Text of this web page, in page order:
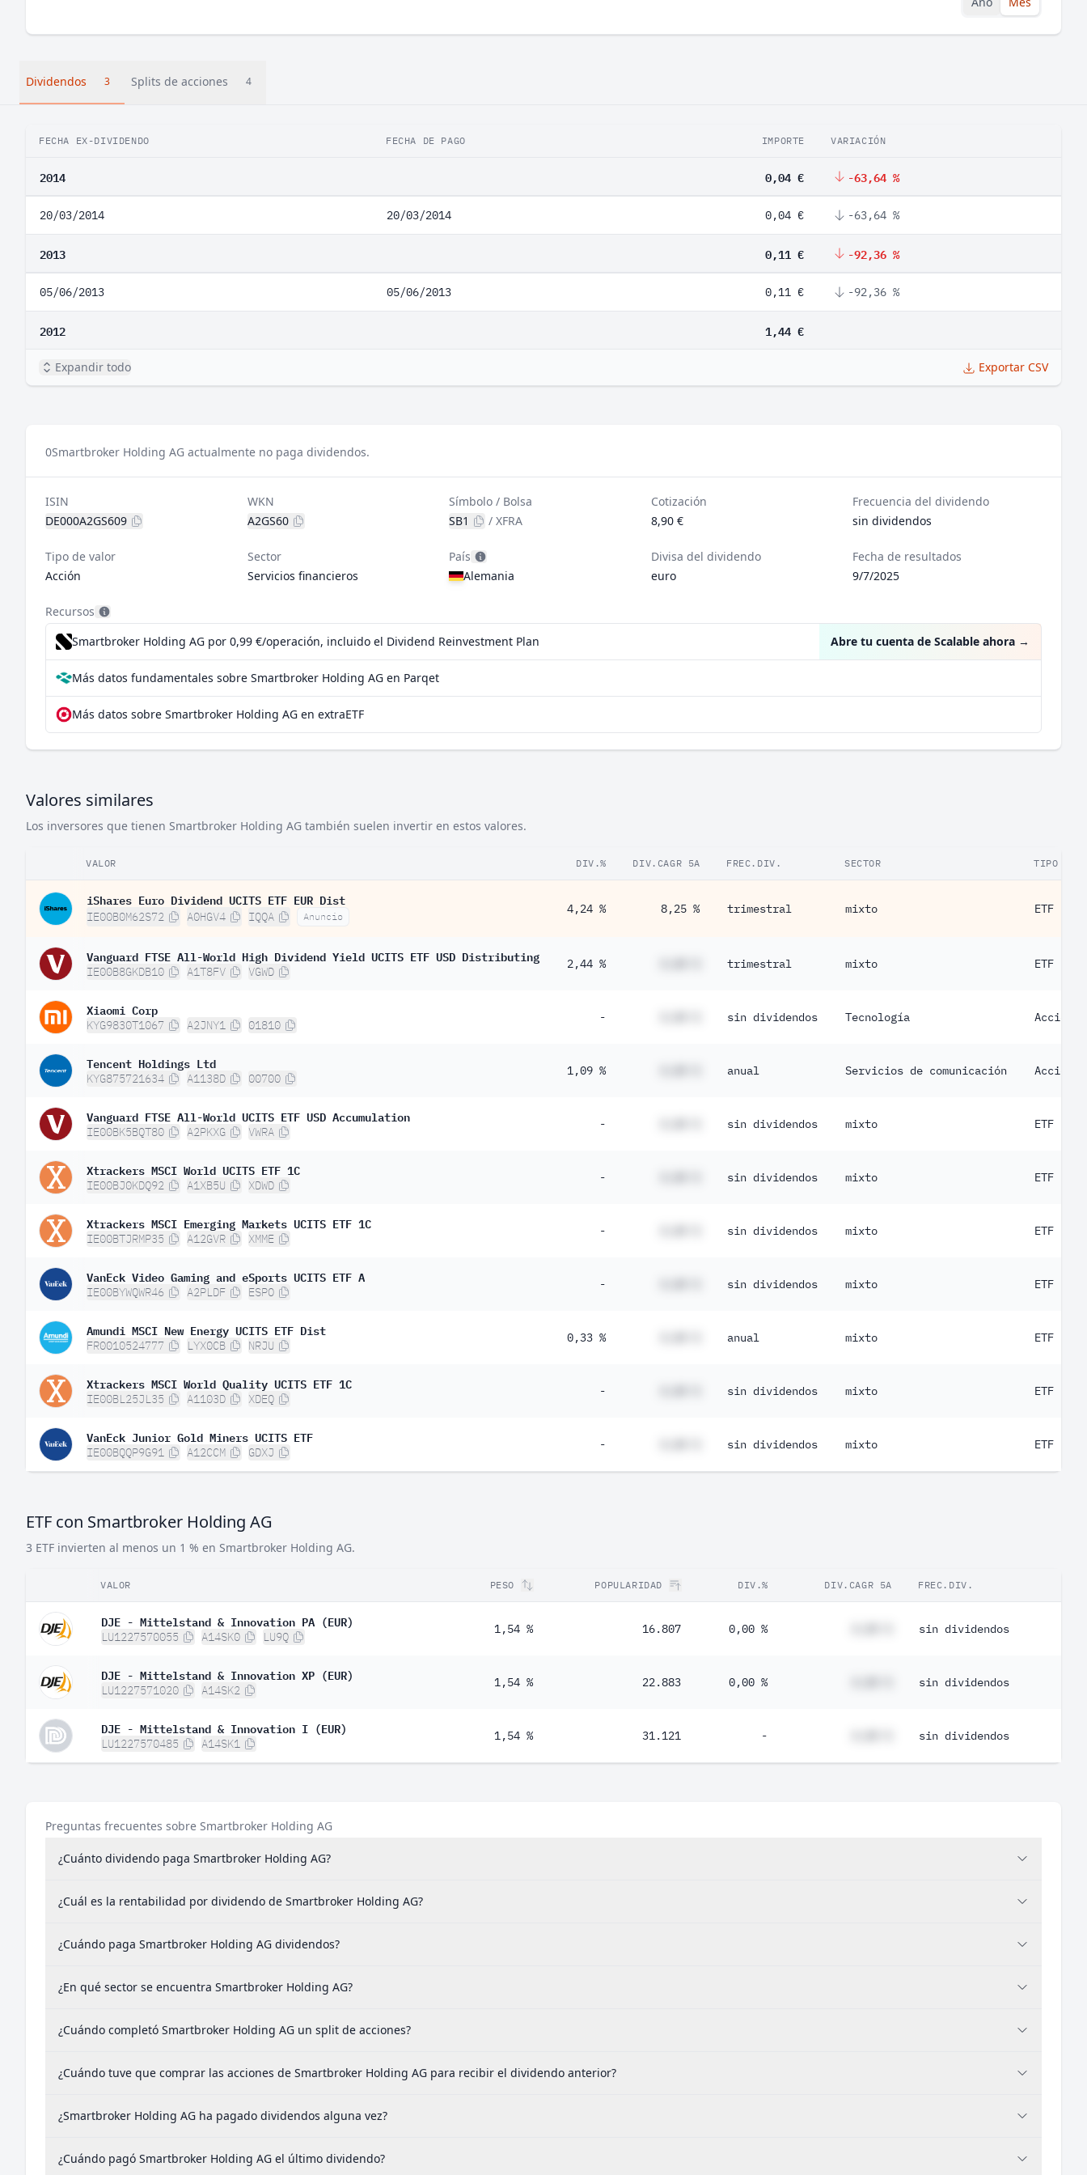
Dividendos 3 Splits de acciones 4
FECHA EX-DIVIDENDO FECHA DE PAGO IMPORTE VARIACIÓN
2014 0,04 € -63,64 %
20/03/2014 20/03/2014 0,04 € -63,64 %
2013 0,11 € -92,36 %
05/06/2013 05/06/2013 0,11 € -92,36 %
2012 1,44 €
Expandir todo Exportar CSV
0Smartbroker Holding AG actualmente no paga dividendos.
ISIN
DE000A2GS609
WKN
A2GS60
Símbolo / Bolsa
SB1
/XFRA
Cotización
8,90 €
Frecuencia del dividendo
sin dividendos
Tipo de valor
Acción
Sector
Servicios financieros
País
Alemania
Divisa del dividendo
euro
Fecha de resultados
9/7/2025
Recursos
Smartbroker Holding AG por 0,99 €/operación, incluido el Dividend Reinvestment Plan
Abre tu cuenta de Scalable ahora →
Más datos fundamentales sobre Smartbroker Holding AG en Parqet
Más datos sobre Smartbroker Holding AG en extraETF
Valores similares
Los inversores que tienen Smartbroker Holding AG también suelen invertir en estos valores.
VALOR DIV.% DIV.CAGR 5A FREC.DIV. SECTOR TIPO
iShares Euro Dividend UCITS ETF EUR Dist
IE00B0M62S72 A0HGV4 IQQA Anuncio
4,24 % 8,25 % trimestral mixto ETF
Vanguard FTSE All-World High Dividend Yield UCITS ETF USD Distributing
IE00B8GKDB10 A1T8FV VGWD
2,44 % trimestral mixto ETF
Xiaomi Corp
KYG9830T1067 A2JNY1 01810
- sin dividendos Tecnología Acción
Tencent Holdings Ltd
KYG875721634 A1138D 00700
1,09 % anual Servicios de comunicación Acción
Vanguard FTSE All-World UCITS ETF USD Accumulation
IE00BK5BQT80 A2PKXG VWRA
- sin dividendos mixto ETF
Xtrackers MSCI World UCITS ETF 1C
IE00BJ0KDQ92 A1XB5U XDWD
- sin dividendos mixto ETF
Xtrackers MSCI Emerging Markets UCITS ETF 1C
IE00BTJRMP35 A12GVR XMME
- sin dividendos mixto ETF
VanEck Video Gaming and eSports UCITS ETF A
IE00BYWQWR46 A2PLDF ESPO
- sin dividendos mixto ETF
Amundi MSCI New Energy UCITS ETF Dist
FR0010524777 LYX0CB NRJU
0,33 % anual mixto ETF
Xtrackers MSCI World Quality UCITS ETF 1C
IE00BL25JL35 A1103D XDEQ
- sin dividendos mixto ETF
VanEck Junior Gold Miners UCITS ETF
IE00BQQP9G91 A12CCM GDXJ
- sin dividendos mixto ETF
ETF con Smartbroker Holding AG
3 ETF invierten al menos un 1 % en Smartbroker Holding AG.
VALOR PESO POPULARIDAD DIV.% DIV.CAGR 5A FREC.DIV.
DJE - Mittelstand & Innovation PA (EUR)
LU1227570055 A14SK0 LU9Q
1,54 % 16.807 0,00 % sin dividendos
DJE - Mittelstand & Innovation XP (EUR)
LU1227571020 A14SK2
1,54 % 22.883 0,00 % sin dividendos
DJE - Mittelstand & Innovation I (EUR)
LU1227570485 A14SK1
1,54 % 31.121 - sin dividendos
Preguntas frecuentes sobre Smartbroker Holding AG
¿Cuánto dividendo paga Smartbroker Holding AG?
¿Cuál es la rentabilidad por dividendo de Smartbroker Holding AG?
¿Cuándo paga Smartbroker Holding AG dividendos?
¿En qué sector se encuentra Smartbroker Holding AG?
¿Cuándo completó Smartbroker Holding AG un split de acciones?
¿Cuándo tuve que comprar las acciones de Smartbroker Holding AG para recibir el dividendo anterior?
¿Smartbroker Holding AG ha pagado dividendos alguna vez?
¿Cuándo pagó Smartbroker Holding AG el último dividendo?